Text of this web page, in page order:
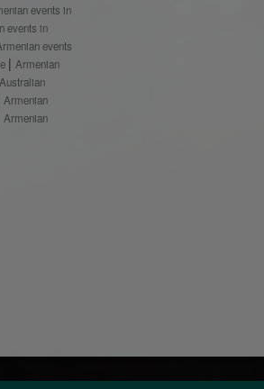
events in
events in
events
Armenian
Armenian
Armenian